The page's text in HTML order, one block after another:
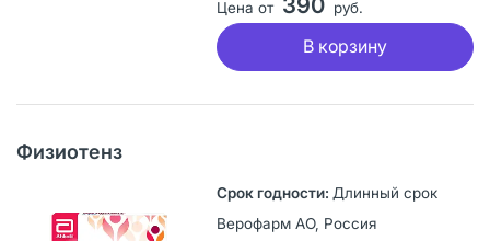
Цена от руб.
В корзину
Физиотенз
Длинный срок
Верофарм АО, Россия